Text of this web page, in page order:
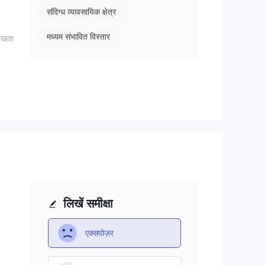
संदिग्ध व्यावसायिक क्षेत्र
मध्यम संभावित विस्तार
लिखें समीक्षा
एक्सपोज़र